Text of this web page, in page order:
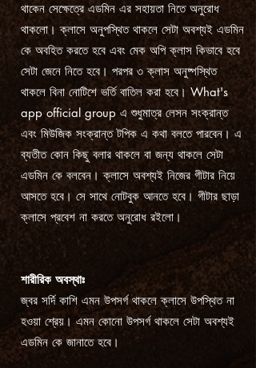
থাকেন সেক্ষেত্রে এডমিন এর সহায়তা নিতে অনুরোধ
থাকলো। ক্লাসে অনুপস্থিত থাকলে সেটা অবশ্যই এডমিন
কে অবহিত করতে হবে এবং মেক অপি ক্লাস কিভাবে হবে
সেটা জেনে নিতে হবে। পরপর ৩ ক্লাস অনুষ্পস্থিত
থাকলে বিনা নোটিশে ভর্তি বাতিল করা হবে। What's
app official group এ শুধুমাত্র লেসন সংক্রান্ত
এবং মিউজিক সংক্রান্ত টপিক এ কথা বলতে পারবেন। এ
ব্যতীত কোন কিছু বলার থাকলে বা জন্য থাকলে সেটা
এডমিন কে বলবেন। ক্লাসে অবশ্যই নিজের গীটার নিয়ে
আসতে হবে। সে সাথে নোটবুক আনতে হবে। গীটার ছাড়া
ক্লাসে প্রবেশ না করতে অনুরোধ রইলো।
শারীরিক অবস্থাঃ
জ্বর সর্দি কাশি এমন উপসর্গ থাকলে ক্লাসে উপস্থিত না
হওয়া শ্রেয়। এমন কোনো উপসর্গ থাকলে সেটা অবশ্যই
এডমিন কে জানাতে হবে।